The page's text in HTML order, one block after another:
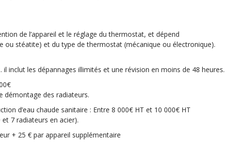
de l’appareil et le réglage du thermostat, et dépend
ou stéatite) et du type de thermostat (mécanique ou électronique).
inclut les dépannages illimités et une révision en moins de 48 heures.
démontage des radiateurs.
d’eau chaude sanitaire : Entre 8 000€ HT et 10 000€ HT
7 radiateurs en acier).
+ 25 € par appareil supplémentaire